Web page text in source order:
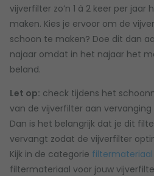
vijverfilter zo’n 1 à 2 keer per jaar
maken. Kies je ervoor om de
schoon te maken? Doe dit dan
najaar omdat in het najaar het
beland.
Let op: check tijdens het
van de vijverfilter aan
Dan is het belangrijk dat je dit
vervangt zodat de vijverfilter
Kijk in de categorie filtermateriaal
filtermateriaal voor jouw